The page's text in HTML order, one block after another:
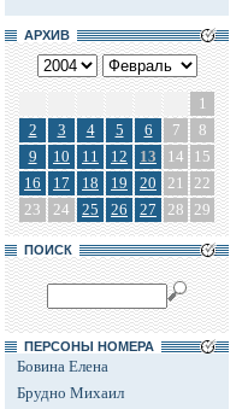
АРХИВ
1
2
3 4 5 6 7
8
9
10 11 12 13 14
15
16
17 18 19 20 21
22
23
24 25 26 27 28 29
ПОИСК
ПЕРСОНЫ НОМЕРА
Бовина Елена
Брудно Михаил